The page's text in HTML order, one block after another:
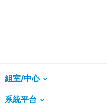
組室/中心
系統平台